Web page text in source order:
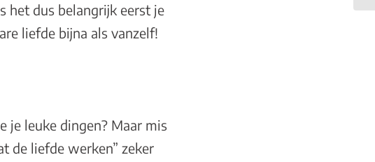
het dus belangrijk eerst je
liefde bijna als vanzelf!
je leuke dingen? Maar mis
de liefde werken” zeker